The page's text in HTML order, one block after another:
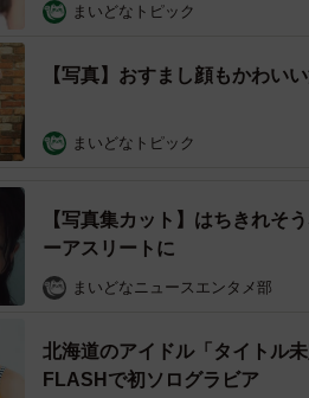
まいどなトピック
【写真】おすまし顔もかわい
まいどなトピック
【写真集カット】はちきれそ
ーアスリートに
まいどなニュースエンタメ部
北海道のアイドル「タイトル
FLASHで初ソログラビア